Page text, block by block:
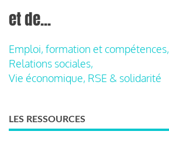
et de...
Emploi, formation et compétences,
Relations sociales,
Vie économique, RSE & solidarité
LES RESSOURCES